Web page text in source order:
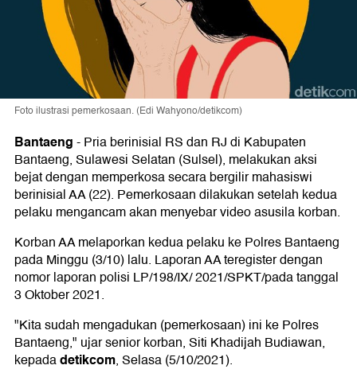
Foto ilustrasi pemerkosaan. (Edi Wahyono/detikcom)
Bantaeng-Pria berinisial RS dan RJ di Kabupaten
Bantaeng, Sulawesi Selatan (Sulsel), melakukan aksi
bejat dengan memperkosa secara bergilir mahasiswi
berinisial AA (22). Pemerkosaan dilakukan setelah kedua
pelaku mengancam akan menyebar video asusila korban.
Korban AA melaporkan kedua pelaku ke Polres Bantaeng
pada Minggu (3/10) lalu. Laporan AA teregister dengan
nomor laporan polisi LP/198/IX/ 2021/SPKT/pada tanggal
3 Oktober 2021.
"Kita sudah mengadukan (pemerkosaan) ini ke Polres
Bantaeng," ujar senior korban, Siti Khadijah Budiawan,
kepadadetikcom, Selasa (5/10/2021).